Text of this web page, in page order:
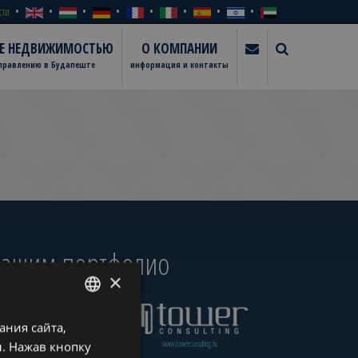
НЕДВИЖИМОСТЬЮ
в Будапеште
О КОМПАНИИ
информация и контакты
портфолио
www.towerassistance.com www.towerconsulting.hu
ENGLISH
HUNGARIAN
×
сайта,
Нажав кнопку